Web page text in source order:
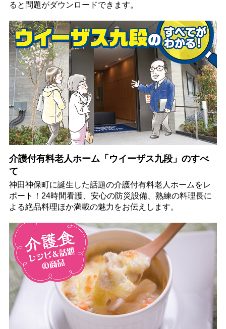
ると問題がダウンロードできます。
介護付有料老人ホーム「ウイーザス九段」のすべ
て
神田神保町に誕生した話題の介護付有料老人ホームをレ
ポート！24時間看護、安心の防災設備、熟練の料理長に
よる絶品料理ほか満載の魅力をお伝えします。